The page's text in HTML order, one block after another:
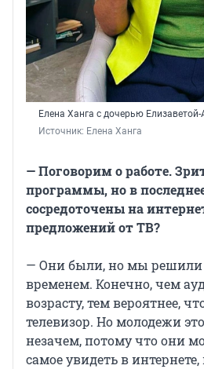
Елена Ханга с дочерью Елизаветой-
Источник: Елена Ханга
— Поговорим о работе.
программы, но в
сосредоточены на
предложений от ТВ?
— Они были, но мы решили
временем. Конечно, чем
возрасту, тем вероятнее,
телевизор. Но молодежи
незачем, потому что они
самое увидеть в